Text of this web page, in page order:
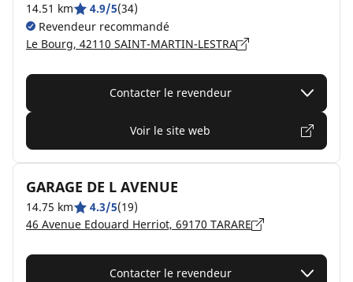
14.51 km 4.9/5(34)
Revendeur recommandé
Le Bourg, 42110 SAINT-MARTIN-LESTRA
Contacter le revendeur
Voir le site web
GARAGE DE L AVENUE
14.75 km 4.3/5(19)
46 Avenue Edouard Herriot, 69170 TARARE
Contacter le revendeur